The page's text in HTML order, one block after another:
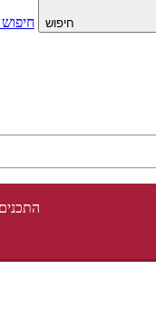
חיפוש